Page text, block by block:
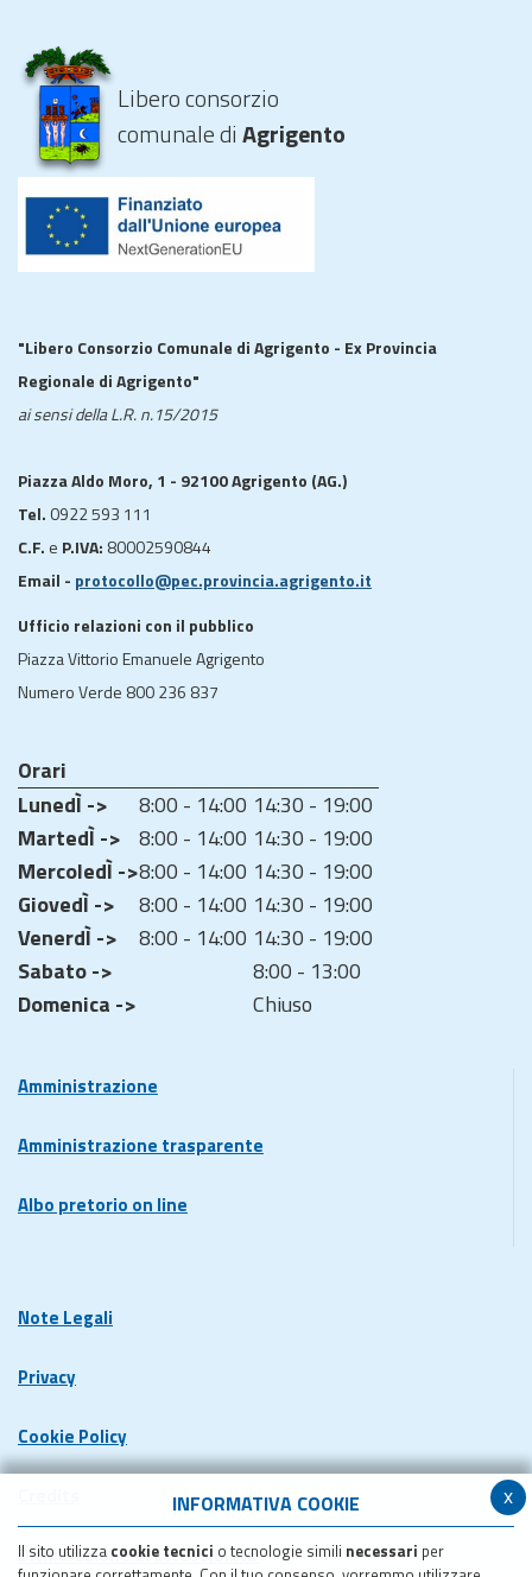
x
INFORMATIVA COOKIE
Il sito utilizza cookie tecnici o tecnologie simili necessari per
Libero consorzio
comunale diAgrigento
"Libero Consorzio Comunale di Agrigento - Ex Provincia
Regionale di Agrigento"
ai sensi della L.R. n.15/2015
Piazza Aldo Moro, 1 - 92100 Agrigento (AG.)
Tel. 0922 593 111
C.F. e P.IVA: 80002590844
Email - protocollo@pec.provincia.agrigento.it
Ufficio relazioni con il pubblico
Piazza Vittorio Emanuele Agrigento
Numero Verde 800 236 837
Orari
LunedÌ ->
8:00 - 14:00 14:30 - 19:00
MartedÌ -> 8:00 - 14:00 14:30 - 19:00
MercoledÌ ->8:00 - 14:00 14:30 - 19:00
GiovedÌ ->
8:00 - 14:00 14:30 - 19:00
VenerdÌ ->
8:00 - 14:00 14:30 - 19:00
Sabato ->
8:00 - 13:00
Domenica ->
Chiuso
Amministrazione
Amministrazione trasparente
Albo pretorio on line
Note Legali
Privacy
Cookie Policy
Dichiarazione di accessibilita'